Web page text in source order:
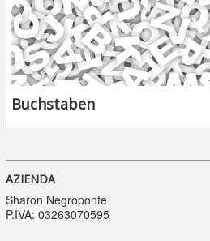
Buchstaben
AZIENDA
Sharon Negroponte
P.IVA: 03263070595